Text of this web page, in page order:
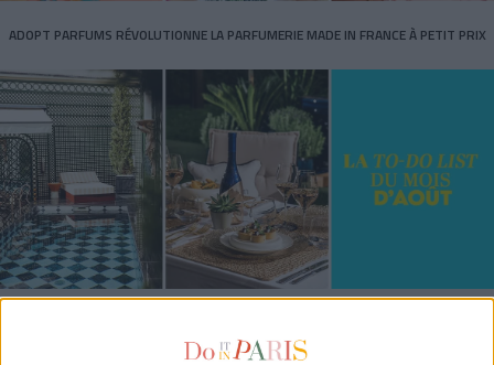
ADOPT PARFUMS RÉVOLUTIONNE LA PARFUMERIE MADE IN FRANCE À PETIT PRIX